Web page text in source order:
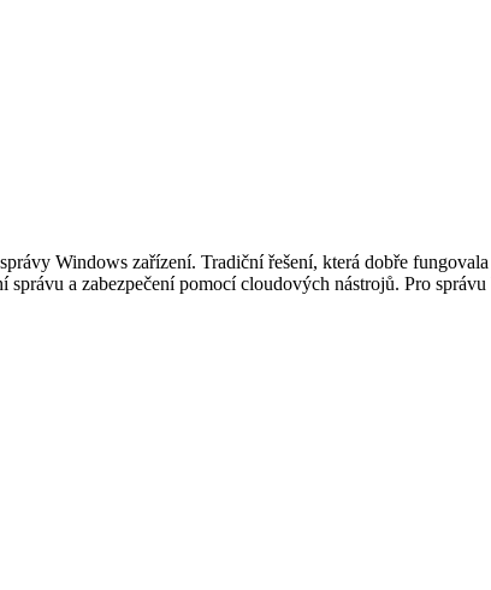
Windows zařízení. Tradiční řešení, která dobře
správu a zabezpečení pomocí cloudových nástrojů. Pro